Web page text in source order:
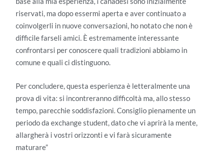
riservati, ma dopo essermi aperta e aver continuato a
coinvolgerli in nuove conversazioni, ho notato che non è
difficile farseli amici. È estremamente interessante
confrontarsi per conoscere quali tradizioni abbiamo in
comune e quali ci distinguono.
Per concludere, questa esperienza è letteralmente una
prova di vita: si incontreranno difficoltà ma, allo stesso
tempo, parecchie soddisfazioni. Consiglio pienamente un
periodo da exchange student, dato che vi aprirà la mente,
allargherà i vostri orizzonti e vi farà sicuramente
maturare”